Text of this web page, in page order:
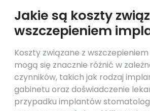
Jakie są koszty
wszczepieniem
Koszty związane z
mogą się znacznie różnić w
czynników, takich jak rodzaj
gabinetu oraz doświadczenie
przypadku implantów